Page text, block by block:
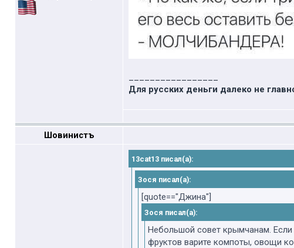
Для русских деньги далеко не
Шовинистъ
13cat13 писал(а):
Зося писал(а):
[quote=="Джина"]
Зося писал(а):
Небольшой совет крымчанам. Если
фруктов варите компоты, овощи